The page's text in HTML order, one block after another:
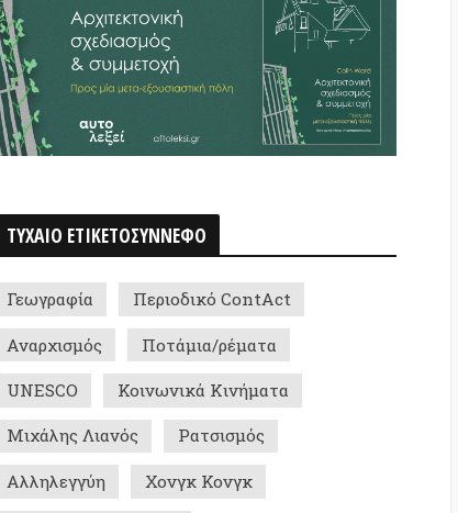
Περιοδικό ContAct
Ποτάμια/ρέματα
Ρατσισμός
Χονγκ Κονγκ
Νίκος Ιωάννου
Ρωσία
Εκπομπή «αυτολεξεί»
Οικονομία